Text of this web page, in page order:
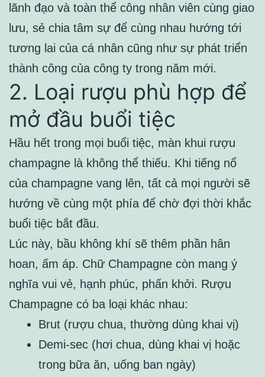
lãnh đạo và toàn thể công nhân viên cùng giao
lưu, sẻ chia tâm sự để cùng nhau hướng tới
tương lai của cá nhân cũng như sự phát triển
thành công của công ty trong năm mới.
2. Loại rượu phù hợp để
mở đầu buổi tiệc
Hầu hết trong mọi buổi tiệc, màn khui rượu
champagne là không thể thiếu. Khi tiếng nổ
của champagne vang lên, tất cả mọi người sẽ
hướng về cùng một phía để chờ đợi thời khắc
buổi tiệc bắt đầu.
Lúc này, bầu không khí sẽ thêm phần hân
hoan, ấm áp. Chữ Champagne còn mang ý
nghĩa vui vẻ, hạnh phúc, phấn khởi. Rượu
Champagne có ba loại khác nhau:
Brut (rượu chua, thường dùng khai vị)
Demi-sec (hơi chua, dùng khai vị hoặc
trong bữa ăn, uống ban ngày)